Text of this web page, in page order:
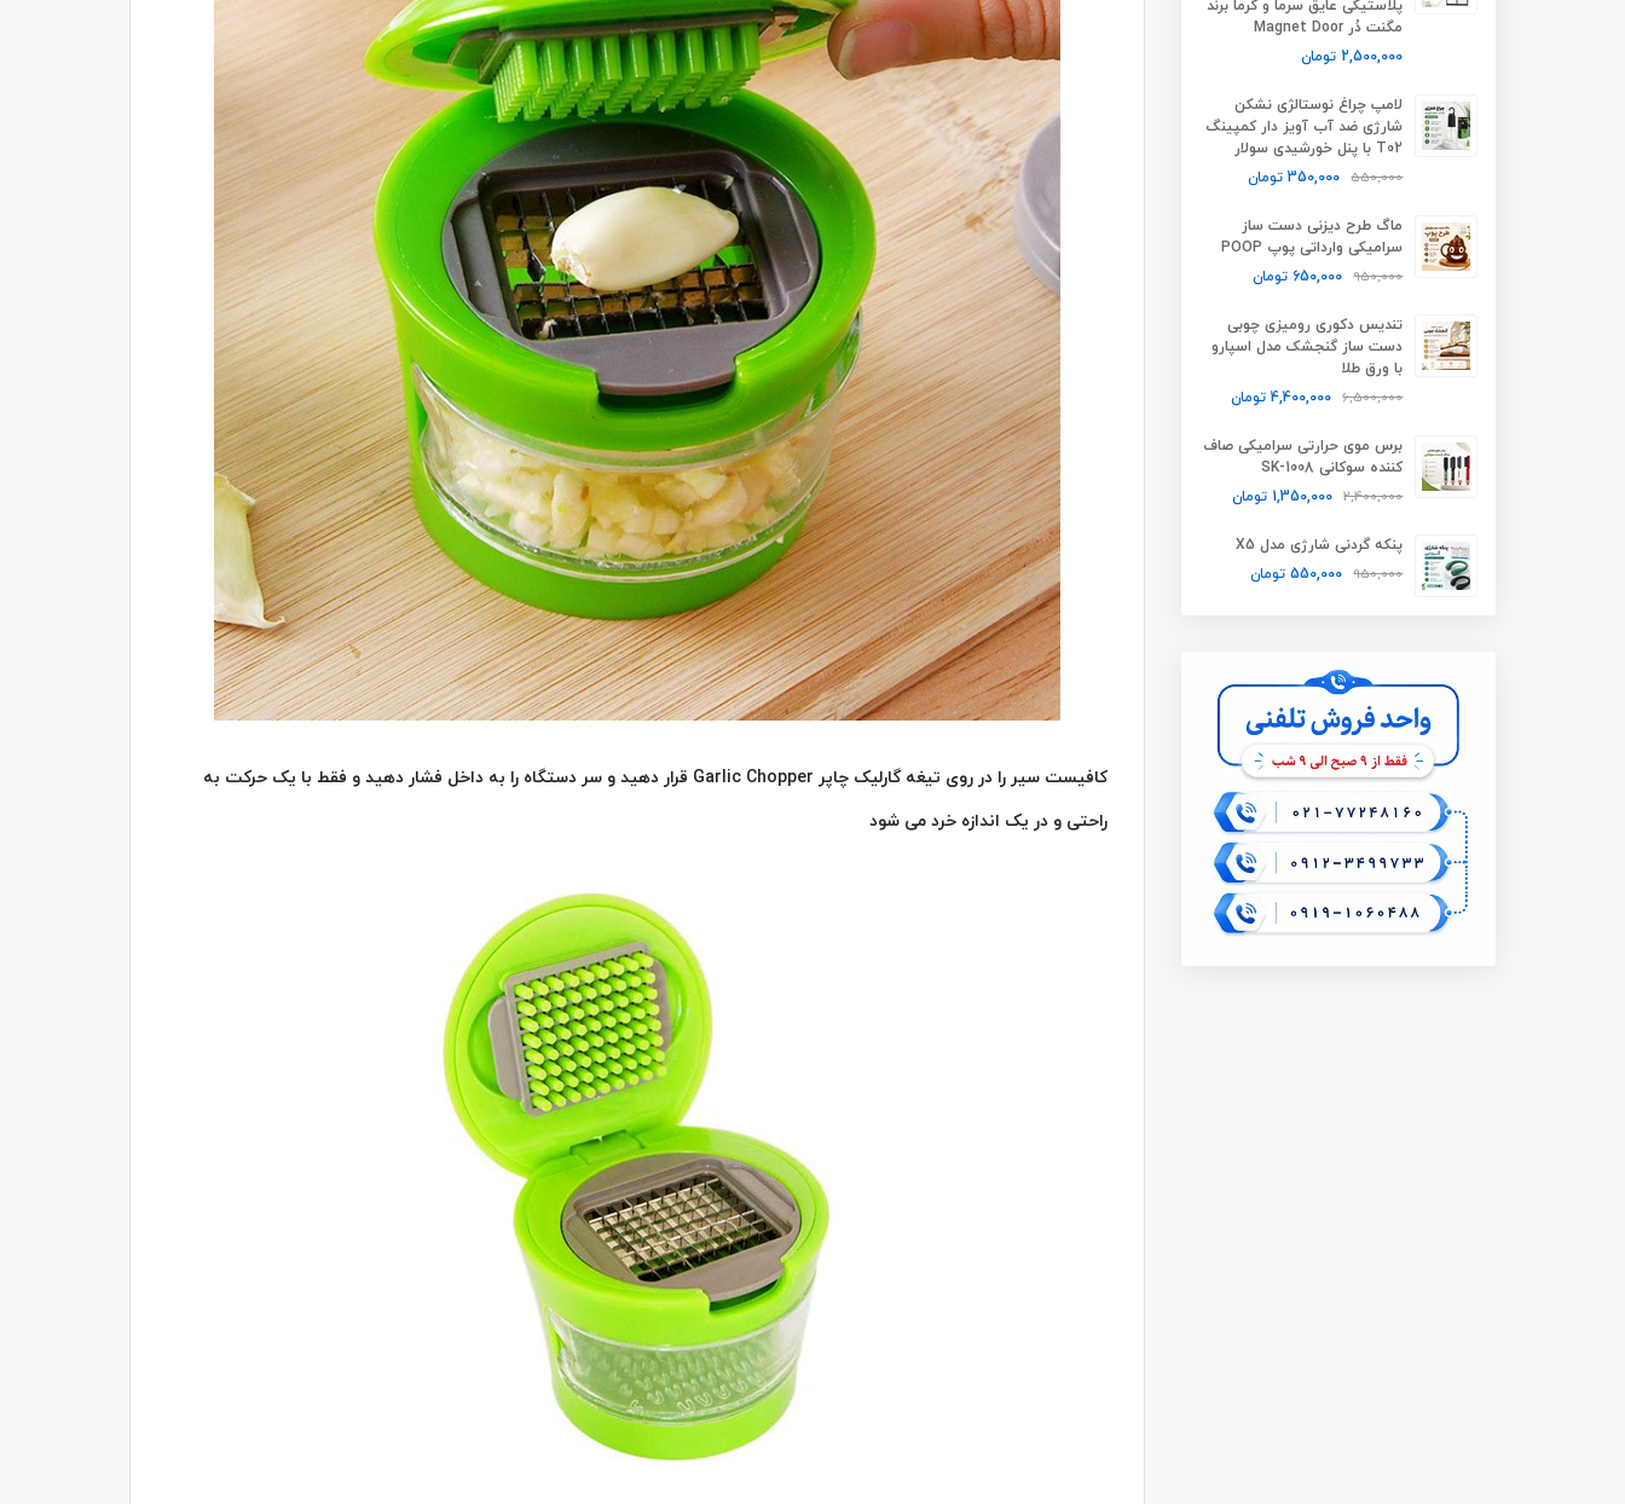
پلاستیکی عایق سرما و گرما برند
مگنت دُر Magnet Door
2,500,000 تومان
لامپ چراغ نوستالژی نشکن
شارژی ضد آب آویز دار کمپینگ
T02 با پنل خورشیدی سولار
550,000
350,000 تومان
ماگ طرح دیزنی دست ساز
سرامیکی وارداتی پوپ POOP
950,000
650,000 تومان
تندیس دکوری رومیزی چوبی
دست ساز گنجشک مدل اسپارو
با ورق طلا
6,500,000
4,400,000 تومان
برس موی حرارتی سرامیکی صاف
کننده سوکانی SK-1008
2,400,000
1,350,000 تومان
پنکه گردنی شارژی مدل X5
950,000
550,000 تومان
کافیست سیر را در روی تیغه گارلیک چاپر Garlic Chopper قرار دهید و سر دستگاه را به داخل فشار دهید و فقط با یک حرکت به
راحتی و در یک اندازه خرد می شود